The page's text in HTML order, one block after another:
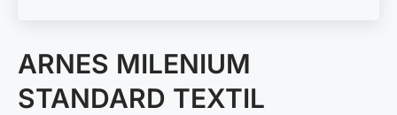
ARNES MILENIUM
STANDARD TEXTIL